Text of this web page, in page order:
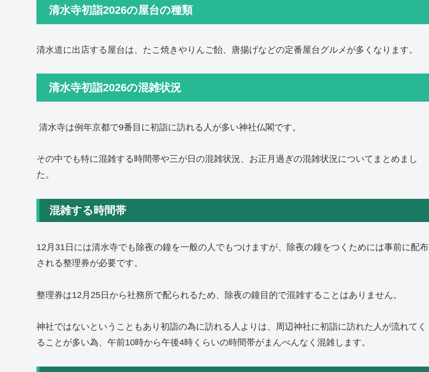
清水寺初詣2026の屋台の種類
清水道に出店する屋台は、たこ焼きやりんご飴、唐揚げなどの定番屋台グルメが多くなります。
清水寺初詣2026の混雑状況
清水寺は例年京都で9番目に初詣に訪れる人が多い神社仏閣です。
その中でも特に混雑する時間帯や三が日の混雑状況、お正月過ぎの混雑状況についてまとめまし
た。
混雑する時間帯
12月31日には清水寺でも除夜の鐘を一般の人でもつけますが、除夜の鐘をつくためには事前に配布
される整理券が必要です。
整理券は12月25日から社務所で配られるため、除夜の鐘目的で混雑することはありません。
神社ではないということもあり初詣の為に訪れる人よりは、周辺神社に初詣に訪れた人が流れてく
ることが多い為、午前10時から午後4時くらいの時間帯がまんべんなく混雑します。